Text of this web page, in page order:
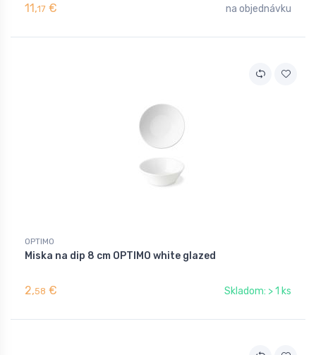
11,17 € na objednávku
OPTIMO
Miska na dip 8 cm OPTIMO white glazed
2,58 € Skladom: > 1 ks